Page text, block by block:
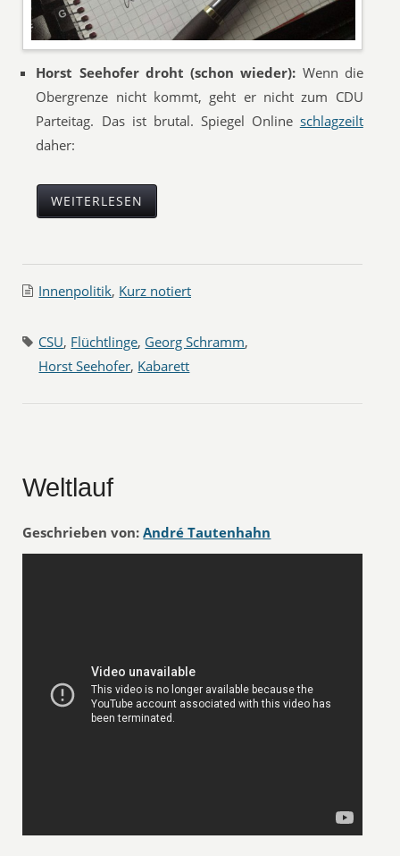
Horst Seehofer droht (schon wieder): Wenn die
Obergrenze nicht kommt, geht er nicht zum CDU
Parteitag. Das ist brutal. Spiegel Online schlagzeilt
daher:
WEITERLESEN
Innenpolitik, Kurz notiert
CSU, Flüchtlinge, Georg Schramm,
Horst Seehofer, Kabarett
Weltlauf
Geschrieben von: André Tautenhahn